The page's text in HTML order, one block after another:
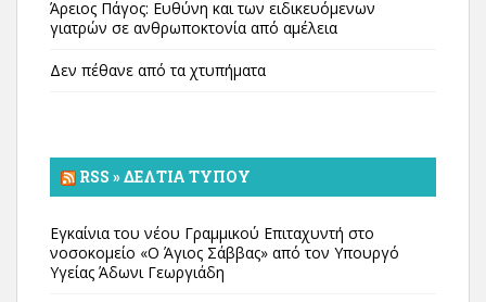
Άρειος Πάγος: Ευθύνη και των ειδικευόμενων
γιατρών σε ανθρωποκτονία από αμέλεια
Δεν πέθανε από τα χτυπήματα
RSS » ΔΕΛΤΊΑ ΤΎΠΟΥ
Εγκαίνια του νέου Γραμμικού Επιταχυντή στο
νοσοκομείο «Ο Άγιος Σάββας» από τον Υπουργό
Υγείας Άδωνι Γεωργιάδη